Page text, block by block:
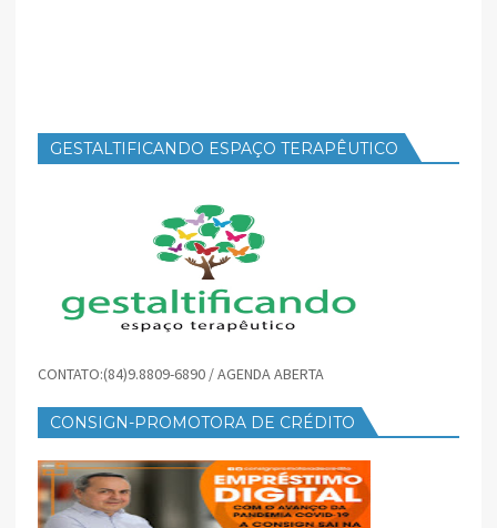
GESTALTIFICANDO ESPAÇO TERAPÊUTICO
CONTATO:(84)9.8809-6890 / AGENDA ABERTA
CONSIGN-PROMOTORA DE CRÉDITO